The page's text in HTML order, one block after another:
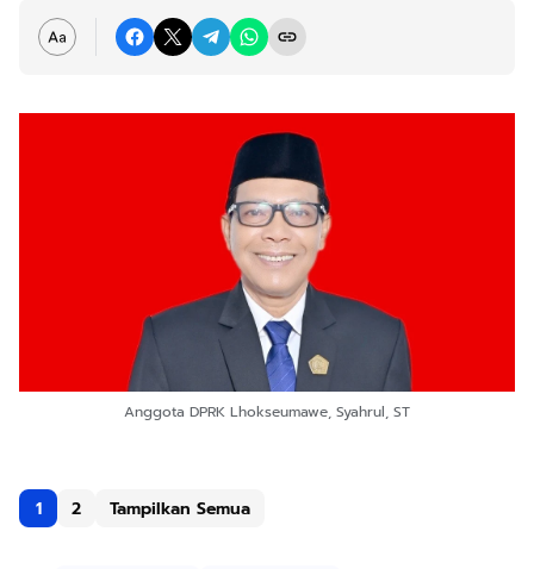
Anggota DPRK Lhokseumawe, Syahrul, ST
1 2 Tampilkan Semua